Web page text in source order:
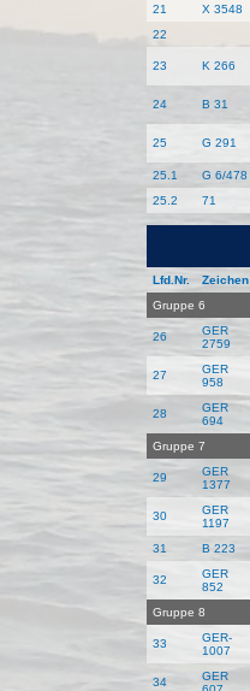
21
X 3548
22
23 K 266
24 B 31
25 G 291
25.1 G 6/478
25.2
71
Lfd.Nr. Zeichen
Gruppe 6
26
GER
2759
27
GER
958
28
GER
694
Gruppe 7
29
GER
1377
30
GER
1197
31 B 223
32
GER
852
Gruppe 8
33
GER-
1007
34
GER